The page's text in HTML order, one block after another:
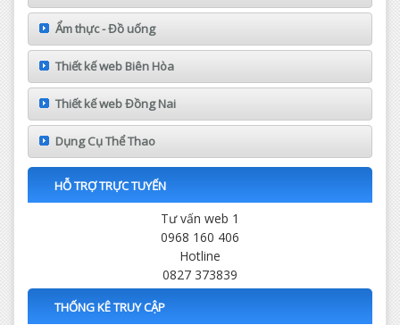
Ẩm thực - Đồ uống
Thiết kế web Biên Hòa
Thiết kế web Đồng Nai
Dụng Cụ Thể Thao
HỖ TRỢ TRỰC TUYẾN
Tư vấn web 1
0968 160 406
Hotline
0827 373839
THỐNG KÊ TRUY CẬP